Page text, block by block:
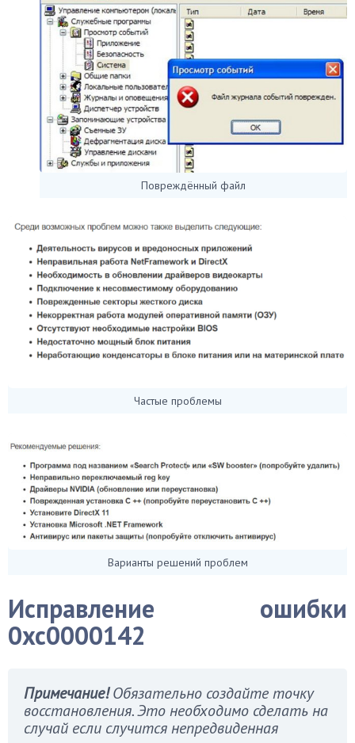
Повреждённый файл
Частые проблемы
Варианты решений проблем
Исправление ошибки
0xc0000142
Примечание!Обязательно создайте точку
восстановления. Это необходимо сделать на
случай если случится непредвиденная